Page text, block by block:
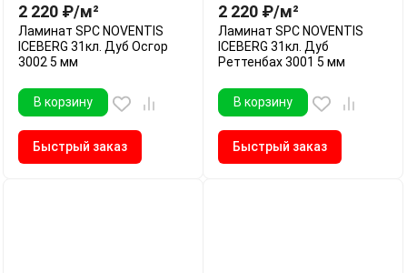
2 220 ₽/м²
Ламинат SPC NOVENTIS
ICEBERG 31кл. Дуб Осгор
3002 5 мм
В корзину
Быстрый заказ
2 220 ₽/м²
Ламинат SPC NOVENTIS
ICEBERG 31кл. Дуб
Реттенбах 3001 5 мм
В корзину
Быстрый заказ